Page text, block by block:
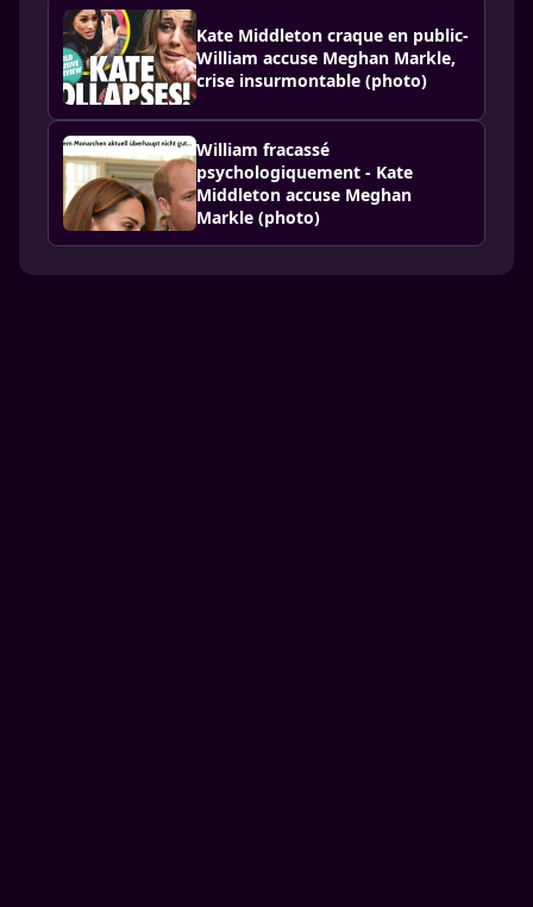
Kate Middleton craque en public-
William accuse Meghan Markle,
crise insurmontable (photo)
William fracassé
psychologiquement - Kate
Middleton accuse Meghan
Markle (photo)